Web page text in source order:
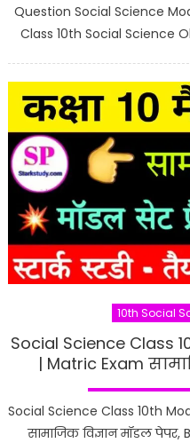
Question Social Science
Class 10th Social Science
10th Social
Social Science Class
| Matric Exam
Social Science Class 10th
सामाजिक विज्ञान मॉडल पेपर,